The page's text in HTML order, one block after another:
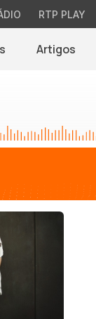
RTP PLAY
Artigos